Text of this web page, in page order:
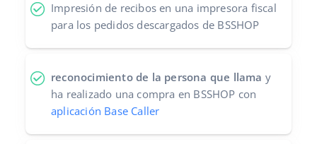
Impresión de recibos en una impresora fiscal
para los pedidos descargados de BSSHOP
reconocimiento de la persona que llama y
ha realizado una compra en BSSHOP con
aplicación Base Caller